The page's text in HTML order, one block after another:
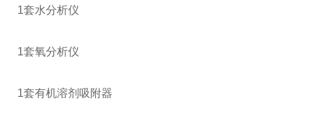
1套水分析仪
1套氧分析仪
1套有机溶剂吸附器